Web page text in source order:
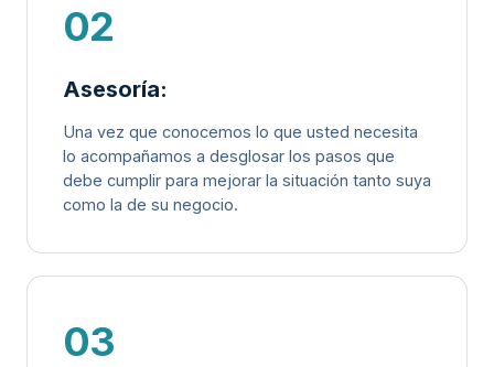
02
Asesoría:
Una vez que conocemos lo que usted necesita
lo acompañamos a desglosar los pasos que
debe cumplir para mejorar la situación tanto suya
como la de su negocio.
03